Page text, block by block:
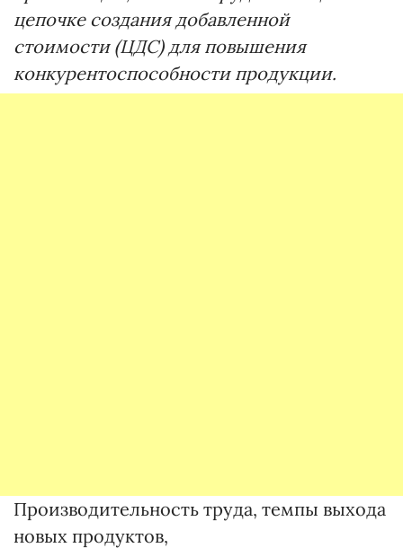
цепочке создания добавленной
стоимости (ЦДС) для повышения
конкурентоспособности продукции.
Производительность труда, темпы выхода
новых продуктов,